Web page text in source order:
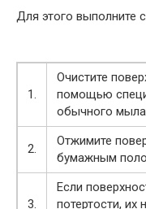
Для этого выполните
1.
Очистите
помощью
обычного
2.
Отжимите
бумажным
3.
Если
потертости, их